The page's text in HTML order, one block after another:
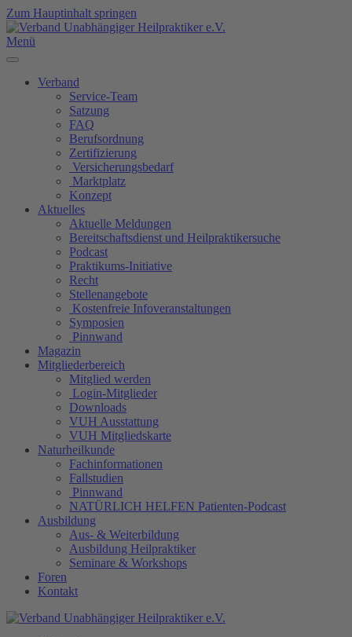
Zum Hauptinhalt springen
Menü
Verband
Service-Team
Satzung
FAQ
Berufsordnung
Zertifizierung
Versicherungsbedarf
Marktplatz
Konzept
Aktuelles
Aktuelle Meldungen
Bereitschaftsdienst und Heilpraktikersuche
Podcast
Praktikums-Initiative
Recht
Stellenangebote
Kostenfreie Infoveranstaltungen
Symposien
Pinnwand
Magazin
Mitgliederbereich
Mitglied werden
Login-Mitglieder
Downloads
VUH Ausstattung
VUH Mitgliedskarte
Naturheilkunde
Fachinformationen
Fallstudien
Pinnwand
NATÜRLICH HELFEN Patienten-Podcast
Ausbildung
Aus- & Weiterbildung
Ausbildung Heilpraktiker
Seminare & Workshops
Foren
Kontakt